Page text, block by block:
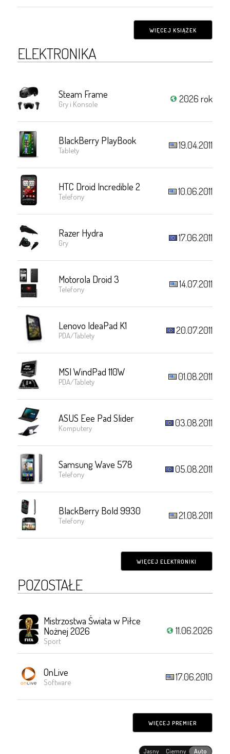
WIĘCEJ KSIĄŻEK
ELEKTRONIKA
Steam Frame
Gry i Konsole 2026 rok
BlackBerry PlayBook
Tablety 19.04.2011
HTC Droid Incredible 2
Telefony 10.06.2011
Razer Hydra
Gry 17.06.2011
Motorola Droid 3
Telefony 14.07.2011
Lenovo IdeaPad K1
PDA/Tablety 20.07.2011
MSI WindPad 110W
PDA/Tablety 01.08.2011
ASUS Eee Pad Slider
Komputery 03.08.2011
Samsung Wave 578
Telefony 05.08.2011
BlackBerry Bold 9930
Telefony 21.08.2011
WIĘCEJ ELEKTRONIKI
POZOSTAŁE
Mistrzostwa Świata w Piłce
Nożnej 2026
Sport
11.06.2026
OnLive
Software 17.06.2010
WIĘCEJ PREMIER
Jasny Ciemny Auto